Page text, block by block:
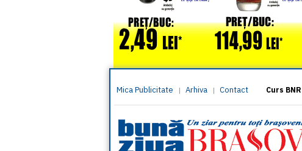
Mica Publicitate | Arhiva | Contact Curs BNR